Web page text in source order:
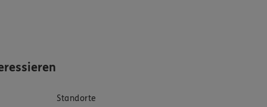
Standorte